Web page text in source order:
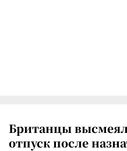
Британцы
отпуск после